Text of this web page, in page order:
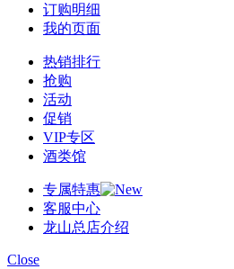
订购明细
我的页面
热销排行
抢购
活动
促销
VIP专区
酒类馆
专属特惠
客服中心
龙山总店介绍
Close